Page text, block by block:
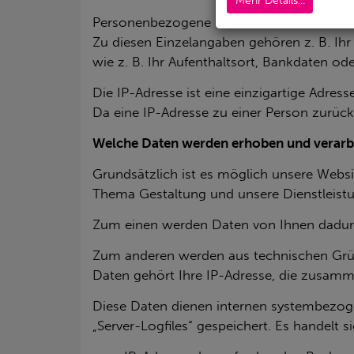
Per­so­nen­be­zo­ge­ne Daten sind
Zu die­sen Ein­zel­an­ga­ben ge­hö­ren z. B.
wie z. B. Ihr Auf­ent­halts­ort, Bank­da­ten
Die IP-Adres­se ist eine ein­zig­ar­ti­ge
Da eine IP-Adres­se zu einer Per­son
Wel­che Daten wer­den er­ho­ben und
Grund­sätz­lich ist es mög­lich un­se­re
Thema Ge­stal­tung und un­se­re
Zum einen wer­den Daten von Ihnen
Zum an­de­ren wer­den aus tech­ni­schen
Daten ge­hört Ihre IP-Adres­se, die
Diese Daten die­nen in­ter­nen
„Ser­ver-Log­files“ ge­spei­chert. Es han­delt